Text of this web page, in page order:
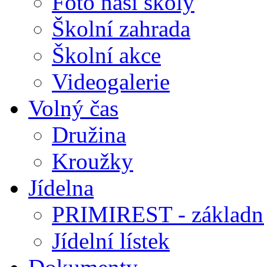
Školní zahrada
Školní akce
Videogalerie
Volný čas
Družina
Kroužky
Jídelna
PRIMIREST -
Jídelní lístek